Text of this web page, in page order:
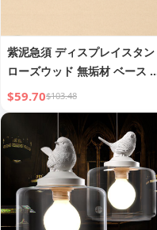
紫泥急須 ディスプレイスタン
ローズウッド 無垢材 ベース
ラケット
$59.70$103.48